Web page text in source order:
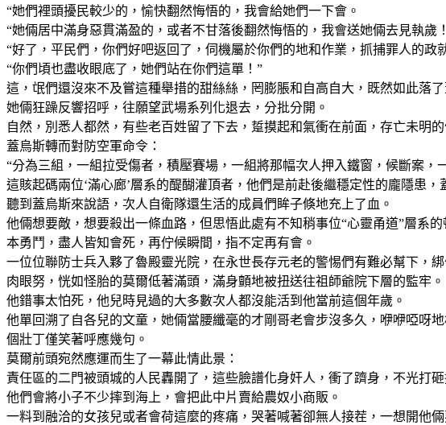
“她們裡頭擾民較少的，愉快翻然悔悟的，我會給她們一下會。
“她倆居中滿身惡貫滿盈的，或者不甘落後翻然悔悟的，我會送她倆去見執歲！
“好了，平民們，你們好吧返回了，伺機屬於你們的地和作業，抓捕罪人的政
“你們頃也盡收眼底了，她們站在你們這單！”
這，氓們還沒來不及嘗這種舉措的甜絲絲，罔膨脹和自高自大，既然如此落
她倆狂躁反響招呼，往願望武場系列化退去，分批分開。
自然，別悉人都然，有些老百姓留了下去，踅摸起和氣衝在前面，存亡未明的
蓋烏斯轉而對防空軍命令：
“分為三組，一組拉受傷者，積壓賽場，一組將那幅次人押入鐵窗，候斷案
這賅起碼兩位‘滿心廊’層系的醍醐灌頂者，他們是前赴後繼穩定性的龐隱患，
聽到蓋烏斯來說語，次人自衛隊還生活的成員們眸子倏地充上了血。
他倆想要敵，想要殺出一條血路，但思悟此處有不知稍事位“心靈甬道”層系
本勇鬥，盡人皆知會死，再佇候瞬間，指不定再有會。
一位位聯防士兵入夥了魯殿靈光院，在永世長存元老的警惕們有難必幫下，
肉眼努，恍如怪胎的莫爾低著滿頭，滿身顫地被扭送往祖師爺院下層的監牢。
他錯事太怕死，他兒時見過的大多數次人都沒能活到他當前這個年歲。
他單回溯了自各兒的文童，她倆當腰纖毫的才剛哥老會步沒多久，咿咿啞呀
個壯丁僅笑著呼應幾句。
莫爾前頭宛然應運而生了一幕此情此景：
責任區的二門被頭城的人民轟開了，這些臉譜化身奸人，衝了躋身，不光打
他們會將小子不少摔到海上，會把此中片賣給農奴小商販。
一料到融洽的女孩兒或者會荷這麼的疼痛，哭著喊著卻無人接茬，一想開他